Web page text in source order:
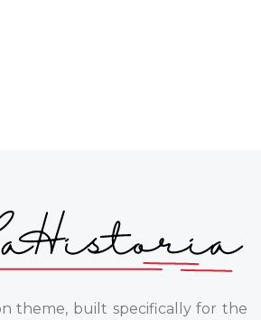
theme, built specifically for the